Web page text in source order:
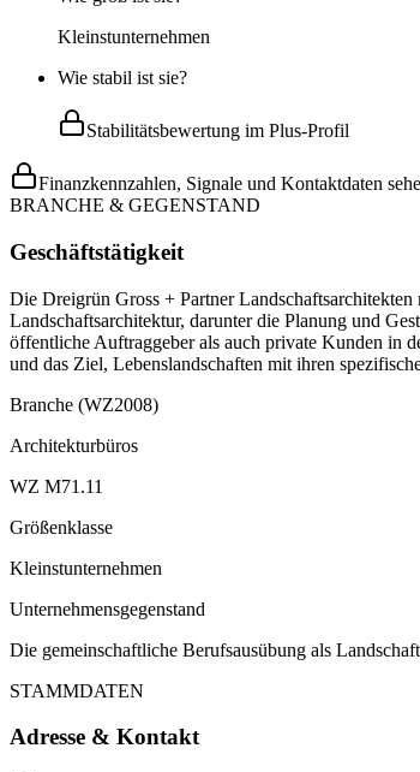
Kleinstunternehmen
Wie stabil ist sie?
Stabilitätsbewertung im Plus-Profil
Finanzkennzahlen, Signale und Kontaktdaten
BRANCHE & GEGENSTAND
Geschäftstätigkeit
Die Dreigrün Gross + Partner
Landschaftsarchitektur, darunter die Planung und
öffentliche Auftraggeber als auch private Kunden in
und das Ziel, Lebenslandschaften mit ihren
Branche (WZ2008)
Architekturbüros
WZ M71.11
Größenklasse
Kleinstunternehmen
Unternehmensgegenstand
Die gemeinschaftliche Berufsausübung als
STAMMDATEN
Adresse & Kontakt